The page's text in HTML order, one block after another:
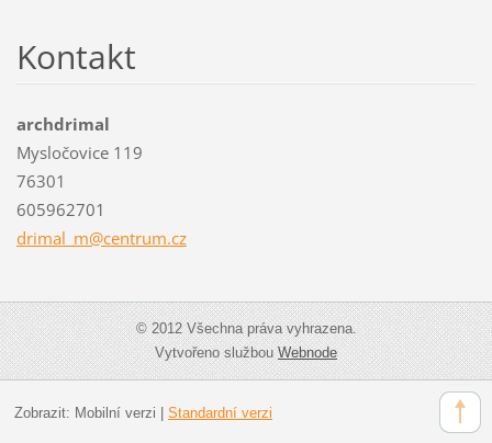
Kontakt
archdrimal
Mysločovice 119
76301
605962701
drimal_m@centrum.cz
© 2012 Všechna práva vyhrazena.
Vytvořeno službouWebnode
Zobrazit: Mobilní verzi Standardní verzi